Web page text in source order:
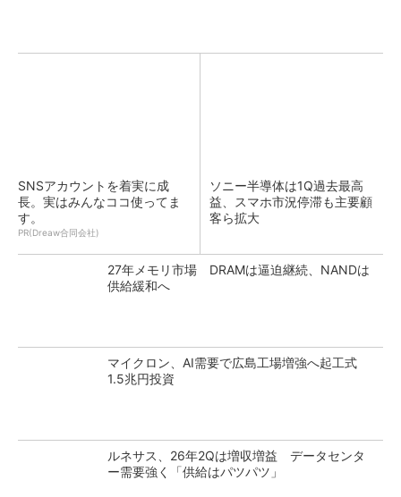
SNSアカウントを着実に成
長。実はみんなココ使ってま
す。
PR(Dreaw合同会社)
ソニー半導体は1Q過去最高
益、スマホ市況停滞も主要顧
客ら拡大
27年メモリ市場 DRAMは逼迫継続、NANDは
供給緩和へ
マイクロン、AI需要で広島工場増強へ起工式
1.5兆円投資
ルネサス、26年2Qは増収増益 データセンタ
ー需要強く「供給はパツパツ」